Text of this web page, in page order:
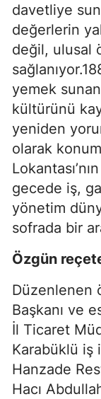
davetliye
değerlerin
değil, ulusal
yemek
kültürünü
yeniden
olarak
gecede iş,
yönetim
sofrada bir
Özgün
Düzenlenen
Başkanı ve
İl Ticaret
Karabüklü iş
Hanzade
Hacı